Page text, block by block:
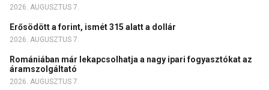
2026. AUGUSZTUS 7.
Erősödött a forint, ismét 315 alatt a dollár
2026. AUGUSZTUS 7.
Romániában már lekapcsolhatja a nagy ipari fogyasztókat az
áramszolgáltató
2026. AUGUSZTUS 7.